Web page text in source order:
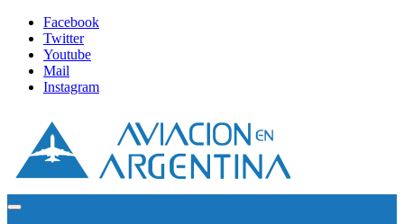
Facebook
Twitter
Youtube
Mail
Instagram